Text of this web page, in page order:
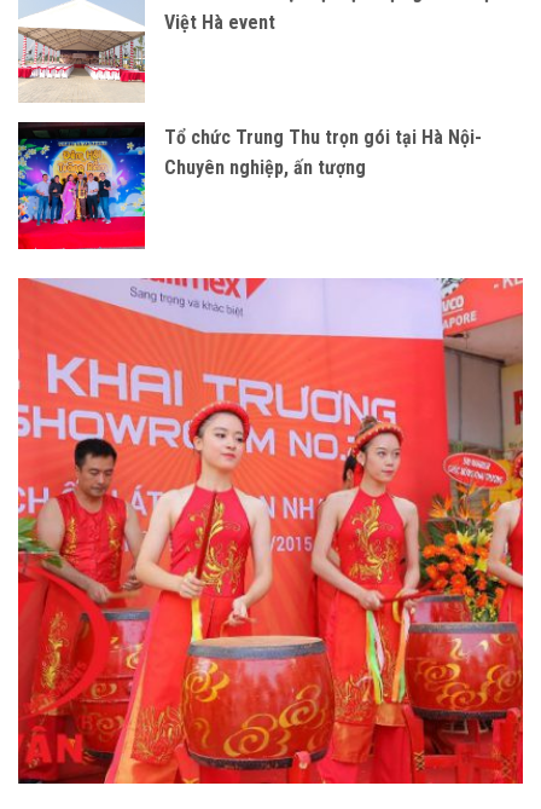
Việt Hà event
Tổ chức Trung Thu trọn gói tại Hà Nội-
Chuyên nghiệp, ấn tượng